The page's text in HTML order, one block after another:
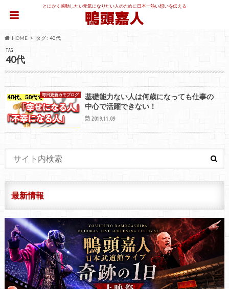
とにかく感動したい元気になりたい人のために日本一熱い想いを伝える
HOME タグ : 40代
TAG
40代
毎日更新カモブログ
基礎能力ない人は何歳になっても仕事の
中心で活躍できない！
2019.11.09
最新情報